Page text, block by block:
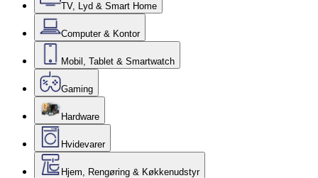
TV, Lyd & Smart Home
Computer & Kontor
Mobil, Tablet & Smartwatch
Gaming
Hardware
Hvidevarer
Hjem, Rengøring & Køkkenudstyr